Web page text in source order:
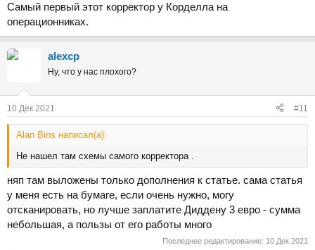
Самый первый этот корректор у Корделла на
операционниках.
alexcp
Ну, что у нас плохого?
10 Дек 2021 #11
Alan Bins написал(а):
Не нашел там схемы самого корректора .
няп там выложены только дополнения к статье. сама статья
у меня есть на бумаге, если очень нужно, могу
отсканировать, но лучше заплатите Диддену 3 евро - сумма
небольшая, а пользы от его работы много
Последнее редактирование: 10 Дек 2021